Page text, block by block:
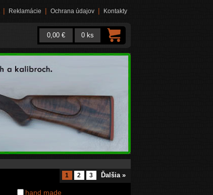
0,00 € 0 ks
| Reklamácie | Ochrana údajov | Kontakty
1
2 3 Ďalšia »
hand made